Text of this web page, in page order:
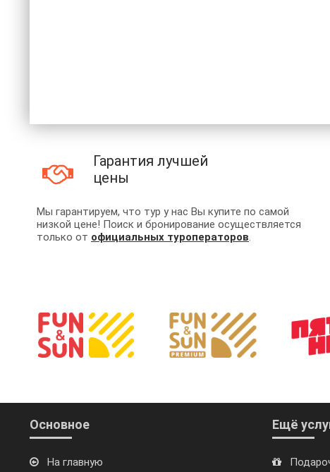
Гарантия лучшей
цены
Мы гарантируем, что тур у нас Вы купите по самой
низкой цене! Поиск и бронирование осуществляется
только от официальных туроператоров.
Основное
На главную
Ещё